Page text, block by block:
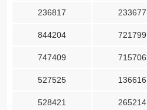
236817 233677
844204 721799
747409 715706
527525 136616
528421 265214